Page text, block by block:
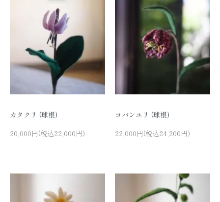
カタクリ (球根)
20,000円(税込22,000円)
コバンユリ (球根)
22,000円(税込24,200円)